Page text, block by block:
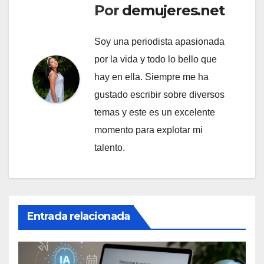
Por demujeres.net
Soy una periodista apasionada
por la vida y todo lo bello que
hay en ella. Siempre me ha
gustado escribir sobre diversos
temas y este es un excelente
momento para explotar mi
talento.
Entrada relacionada